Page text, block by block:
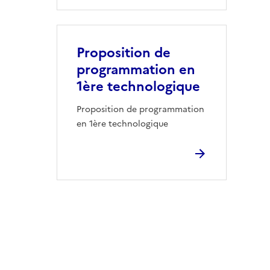
Proposition de
programmation en
1ère technologique
Proposition de programmation
en 1ère technologique